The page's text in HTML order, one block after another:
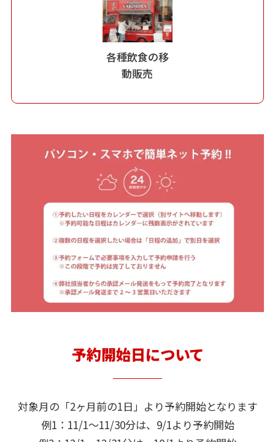
各種飲食の移
動販売
予約開始日について
対象月の「2ヶ月前の1日」より予約開始となります
例1：11/1～11/30分は、9/1より予約開始